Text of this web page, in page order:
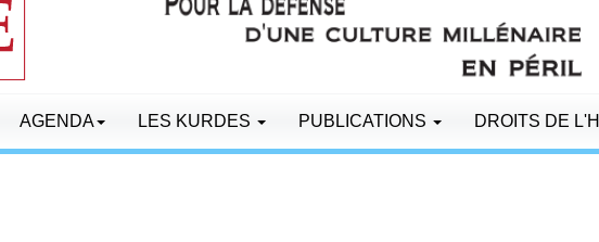
AGENDA LES KURDES PUBLICATIONS DROITS DE